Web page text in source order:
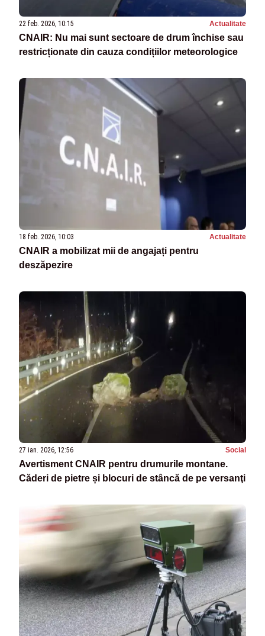
22 feb. 2026, 10:15 Actualitate
CNAIR: Nu mai sunt sectoare de drum închise sau
restricționate din cauza condițiilor meteorologice
18 feb. 2026, 10:03 Actualitate
CNAIR a mobilizat mii de angajați pentru
deszăpezire
27 ian. 2026, 12:56 Social
Avertisment CNAIR pentru drumurile montane.
Căderi de pietre și blocuri de stâncă de pe versanţi